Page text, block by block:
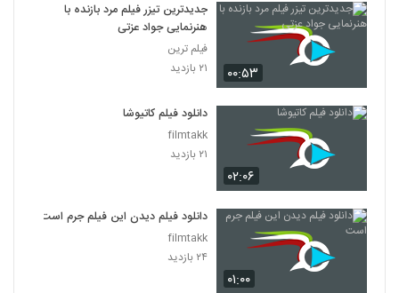
۰۰:۵۳
جدیدترین تیزر فیلم مرد بازنده با
هنرنمایی جواد عزتی
فیلم ترین
۲۱ بازدید
۰۲:۰۶
دانلود فیلم کاتیوشا
filmtakk
۲۱ بازدید
۰۱:۰۰
دانلود فیلم دیدن این فیلم جرم است
filmtakk
۲۴ بازدید